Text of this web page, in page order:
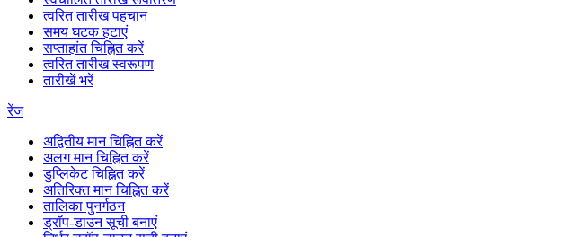
त्वरित तारीख पहचान
समय घटक हटाएं
सप्ताहांत चिह्नित करें
त्वरित तारीख स्वरूपण
तारीखें भरें
रेंज
अद्वितीय मान चिह्नित करें
अलग मान चिह्नित करें
डुप्लिकेट चिह्नित करें
अतिरिक्त मान चिह्नित करें
तालिका पुनर्गठन
ड्रॉप-डाउन सूची बनाएं